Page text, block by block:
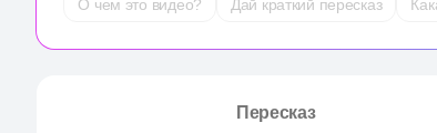
О чем это видео? Дай краткий пересказ
Пересказ